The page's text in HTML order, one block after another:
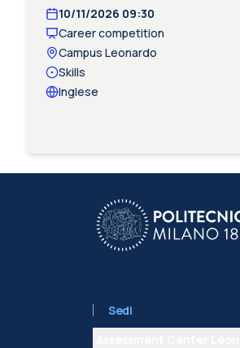
10/11/2026 09:30
Career competition
Campus Leonardo
Skills
Inglese
Sedi